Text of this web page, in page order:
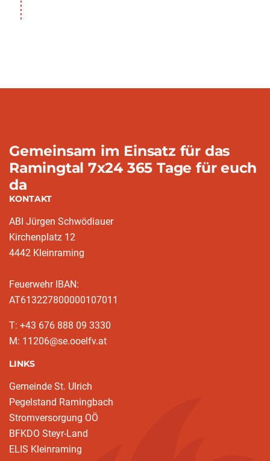
Gemeinsam im Einsatz für das
Ramingtal 7x24 365 Tage für euch
da
KONTAKT
ABI Jürgen Schwödiauer
Kirchenplatz 12
4442 Kleinraming
Feuerwehr IBAN:
AT613227800000107011
T: +43 676 888 09 3330
M: 11206@se.ooelfv.at
LINKS
Gemeinde St. Ulrich
Pegelstand Ramingbach
Stromversorgung OÖ
BFKDO Steyr-Land
ELIS Kleinraming